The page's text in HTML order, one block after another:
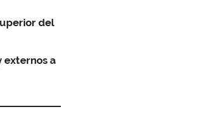
del
externos a